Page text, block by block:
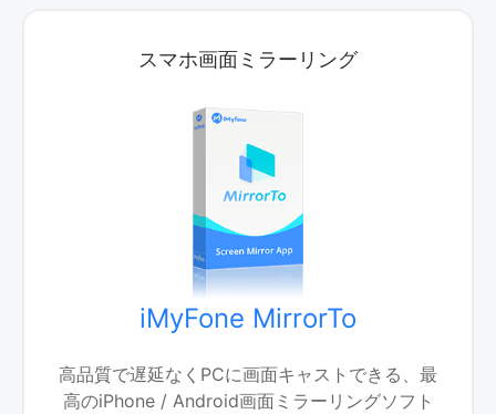
スマホ画面ミラーリング
iMyFone MirrorTo
高品質で遅延なくPCに画面キャストできる、最
高のiPhone / Android画面ミラーリングソフト